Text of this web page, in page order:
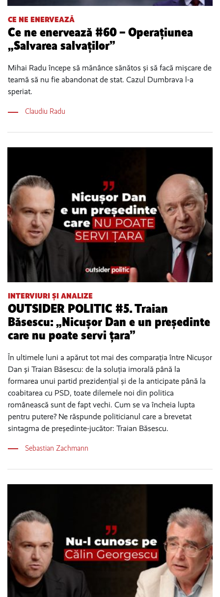
CE NE ENERVEAZĂ
Ce ne enervează #60 – Operațiunea
„Salvarea salvaților”
Mihai Radu începe să mănânce sănătos și să facă mișcare de
teamă să nu fie abandonat de stat. Cazul Dumbrava l-a
speriat.
Claudiu Radu
INTERVIURI ȘI ANALIZE
OUTSIDER POLITIC #5. Traian
Băsescu: „Nicușor Dan e un președinte
care nu poate servi țara”
În ultimele luni a apărut tot mai des comparația între Nicușor
Dan și Traian Băsescu: de la soluția imorală până la
formarea unui partid prezidențial și de la anticipate până la
coabitarea cu PSD, toate dilemele noi din politica
românească sunt de fapt vechi. Cum se va încheia lupta
pentru putere? Ne răspunde politicianul care a brevetat
sintagma de președinte-jucător: Traian Băsescu.
Sebastian Zachmann